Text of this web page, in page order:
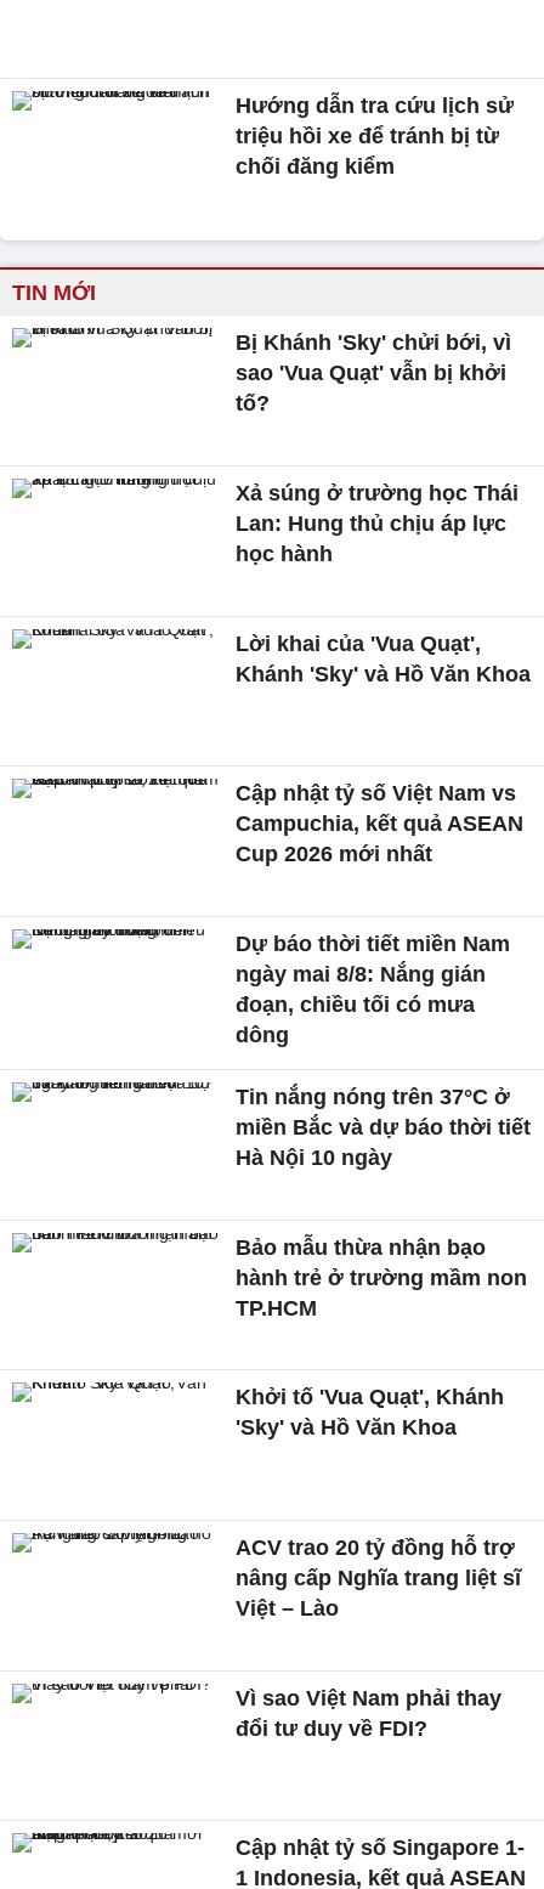
Hướng dẫn tra cứu lịch sử
triệu hồi xe để tránh bị từ
chối đăng kiểm
TIN MỚI
Bị Khánh 'Sky' chửi bới, vì
sao 'Vua Quạt' vẫn bị khởi
tố?
Xả súng ở trường học Thái
Lan: Hung thủ chịu áp lực
học hành
Lời khai của 'Vua Quạt',
Khánh 'Sky' và Hồ Văn Khoa
Cập nhật tỷ số Việt Nam vs
Campuchia, kết quả ASEAN
Cup 2026 mới nhất
Dự báo thời tiết miền Nam
ngày mai 8/8: Nắng gián
đoạn, chiều tối có mưa
dông
Tin nắng nóng trên 37°C ở
miền Bắc và dự báo thời tiết
Hà Nội 10 ngày
Bảo mẫu thừa nhận bạo
hành trẻ ở trường mầm non
TP.HCM
Khởi tố 'Vua Quạt', Khánh
'Sky' và Hồ Văn Khoa
ACV trao 20 tỷ đồng hỗ trợ
nâng cấp Nghĩa trang liệt sĩ
Việt – Lào
Vì sao Việt Nam phải thay
đổi tư duy về FDI?
Cập nhật tỷ số Singapore 1-
1 Indonesia, kết quả ASEAN